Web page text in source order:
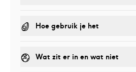
Hoe gebruik je het
Wat zit er in en wat niet